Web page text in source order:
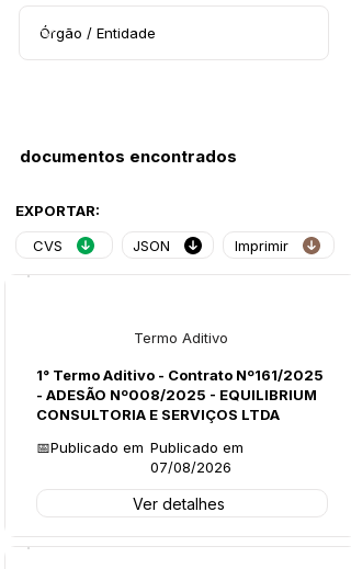
documentos encontrados
EXPORTAR:
CVS
JSON Imprimir
Termo Aditivo
1° Termo Aditivo - Contrato Nº161/2025
- ADESÃO Nº008/2025 - EQUILIBRIUM
CONSULTORIA E SERVIÇOS LTDA
📅Publicado em Publicado em
07/08/2026
Ver detalhes